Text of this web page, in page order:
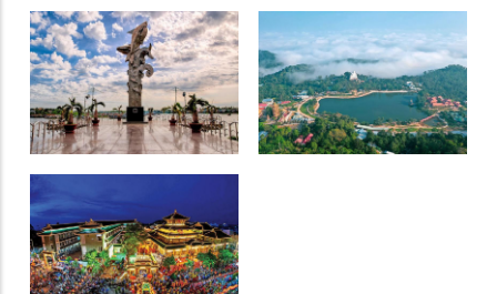
Tượng Đài Cá BaSa Khu Du Lịch Núi Cấm